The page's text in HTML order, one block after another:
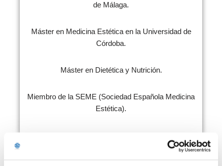
de Málaga.
Máster en Medicina Estética en la Universidad de
Córdoba.
Máster en Dietética y Nutrición.
Miembro de la SEME (Sociedad Española Medicina
Estética).